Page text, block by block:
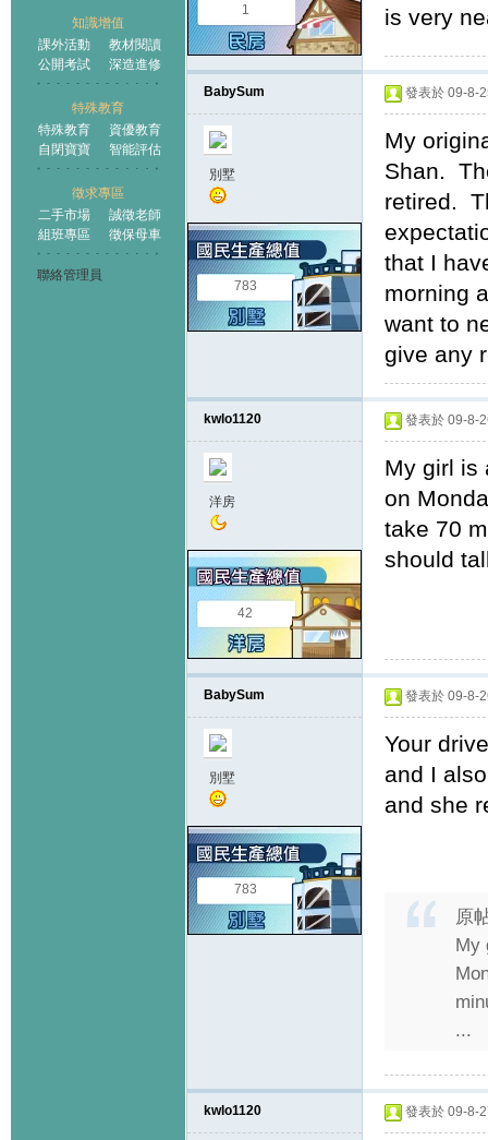
知識增值
課外活動
教材閱讀
公開考試
深造進修
特殊教育
特殊教育
資優教育
自閉寶寶
智能評估
徵求專區
二手市場
誠徵老師
組班專區
徵保母車
聯絡管理員
1
is very
BabySum
別墅
783
發表於 09-8-
My
Shan.
retired.
that I
morning
want to
give any
kwlo1120
洋房
42
發表於 09-8-
My girl is
on
take 70
should
BabySum
別墅
783
發表於 09-8-
Your
and I
and she
原
My
...
kwlo1120 發表於 09-8-